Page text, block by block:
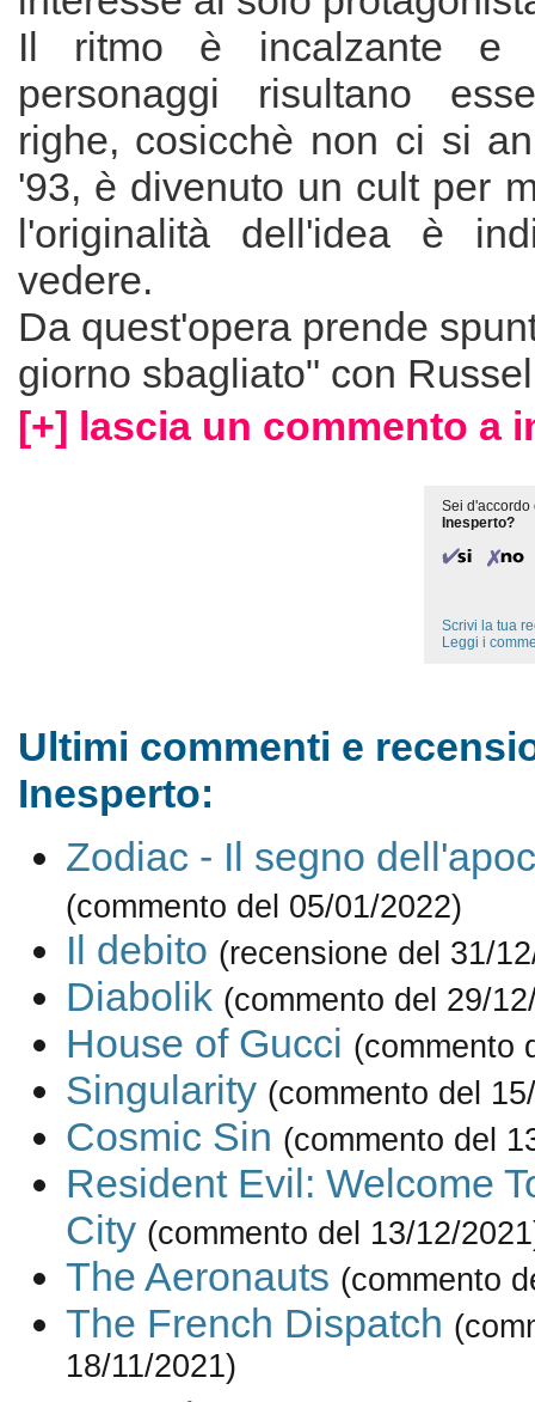
Il ritmo è incalzante e
personaggi risultano
righe, cosicchè non ci si
'93, è divenuto un cult per
l'originalità dell'idea è
vedere.
Da quest'opera prende
giorno sbagliato" con
[+] lascia un commento a
Sei d'accordo
Inesperto?
Scrivi la tua
Leggi i
Ultimi commenti e
Inesperto:
Zodiac - Il segno
(commento del 05/01/2022)
Il debito (recensione del 31/
Diabolik (commento del 29/
House of Gucci (commento
Singularity (commento del
Cosmic Sin (commento del
Resident Evil: Welcome
City (commento del 13/12/
The Aeronauts (commento
The French Dispatch
18/11/2021)